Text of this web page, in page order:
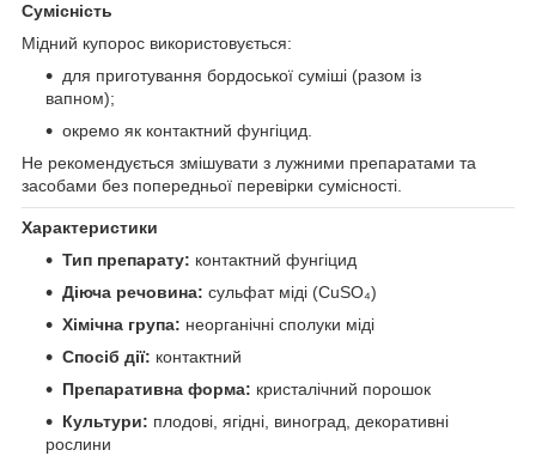
Сумісність
Мідний купорос використовується:
для приготування бордоської суміші (разом із
вапном);
окремо як контактний фунгіцид.
Не рекомендується змішувати з лужними препаратами та
засобами без попередньої перевірки сумісності.
Характеристики
Тип препарату: контактний фунгіцид
Діюча речовина: сульфат міді (CuSO₄)
Хімічна група: неорганічні сполуки міді
Спосіб дії: контактний
Препаративна форма: кристалічний порошок
Культури: плодові, ягідні, виноград, декоративні
рослини